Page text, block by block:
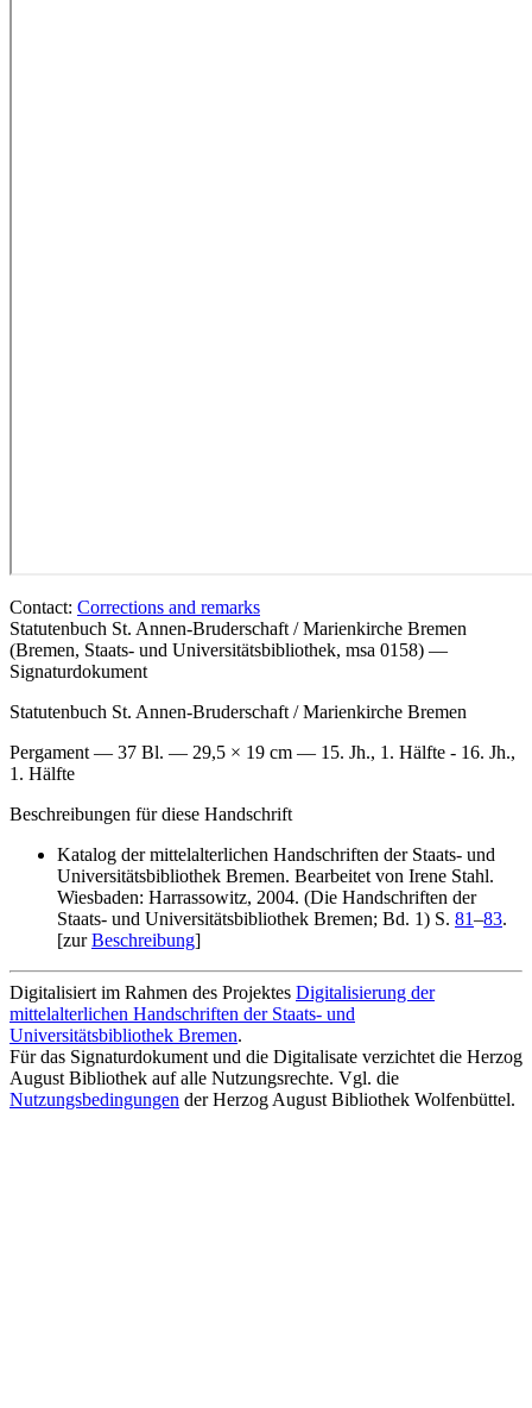
Contact: Corrections and remarks
Statutenbuch St. Annen-Bruderschaft / Marienkirche Bremen
(Bremen, Staats- und Universitätsbibliothek, msa 0158) —
Signaturdokument
Statutenbuch St. Annen-Bruderschaft / Marienkirche Bremen
Pergament — 37 Bl. — 29,5 × 19 cm — 15. Jh., 1. Hälfte - 16. Jh.,
1. Hälfte
Beschreibungen für diese Handschrift
Katalog der mittelalterlichen Handschriften der Staats- und
Universitätsbibliothek Bremen. Bearbeitet von Irene Stahl.
Wiesbaden: Harrassowitz, 2004. (Die Handschriften der
Staats- und Universitätsbibliothek Bremen; Bd. 1) S. 81–83.
[zurBeschreibung]
Digitalisiert im Rahmen des Projektes Digitalisierung der
mittelalterlichen Handschriften der Staats- und
Universitätsbibliothek Bremen.
Für das Signaturdokument und die Digitalisate verzichtet die Herzog
August Bibliothek auf alle Nutzungsrechte. Vgl. die
Nutzungsbedingungen der Herzog August Bibliothek Wolfenbüttel.